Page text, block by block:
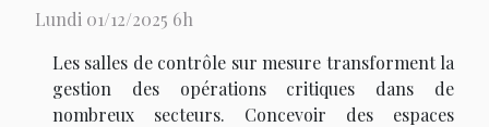
Lundi 01/12/2025 6h
Les salles de contrôle sur mesure transforment la
gestion des opérations critiques dans de
nombreux secteurs. Concevoir des espaces